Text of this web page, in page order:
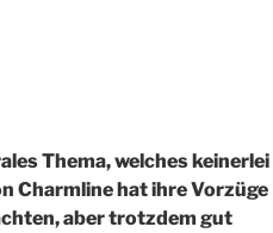
Thema, welches keinerlei
Charmline hat ihre Vorzüge
aber trotzdem gut